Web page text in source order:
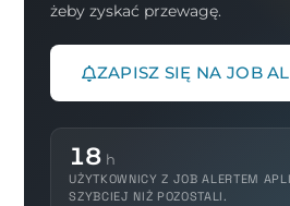
żeby zyskać przewagę.
ZAPISZ SIĘ NA JOB
18 h
UŻYTKOWNICY Z JOB ALERTEM
SZYBCIEJ NIŻ POZOSTALI.